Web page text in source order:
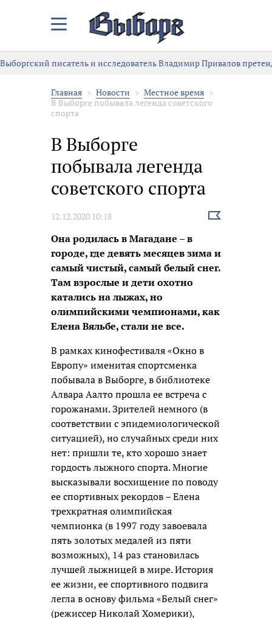
Закрыть/
меню
писатель и исследователь Владимир Привалов
Главная Новости
Местное время
В Выборге побывала легенда советского
спорта
В Выборге
побывала легенда
советского спорта
12.12.2020 10:18
Выбрать
Она родилась в Магадане – в
городе, где девять месяцев зима и
самый чистый, самый белый снег.
Там взрослые и дети охотно
катались на лыжах, но
олимпийскими чемпионами, как
Елена Вяльбе, стали не все.
В рамках кинофестиваля «Окно в
Европу» именитая спортсменка
побывала в Выборге, в библиотеке
Алвара Аалто прошла ее встреча с
горожанами. Зрителей немного (в
соответствии с эпидемиологической
ситуацией), но случайных среди них
нет: пришли те, кто хорошо знает
гордость лыжного спорта. Многие
высказывали восхищение по поводу
ее спортивных рекордов – Елена
трехкратная олимпийская
чемпионка (в 1997 году завоевала
пять золотых медалей из пяти
возможных), 14 раз становилась
лучшей лыжницей в мире. История
ее жизни, ее спортивного подвига
легла в основу фильма «Белый снег»
(режиссер Николай Хомерики),